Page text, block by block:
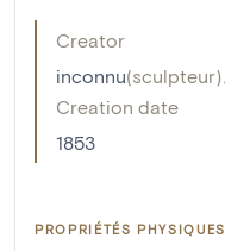
Creator
inconnu(sculpteur)
Creation date
1853
PROPRIÉTÉS PHYSIQUES